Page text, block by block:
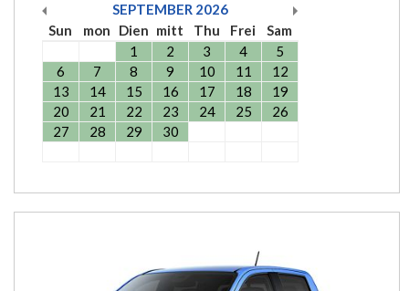
SEPTEMBER 2026
Sun
mon Dien mitt Thu Frei
Sam
1
2 3 4
5
6
7 8 9 10 11
12
13
14 15 16 17 18
19
20
21 22 23 24 25
26
27
28 29 30